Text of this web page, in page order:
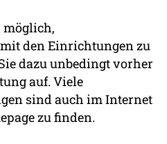
möglich,
den Einrichtungen zu
dazu unbedingt vorher
auf. Viele
sind auch im Internet
zu finden.